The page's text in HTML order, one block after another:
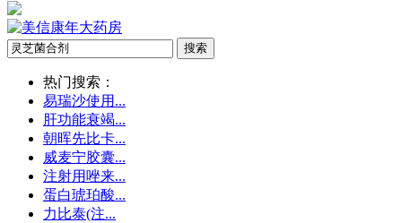
热门搜索：
易瑞沙使用...
肝功能衰竭...
朝晖先比卡...
威麦宁胶囊...
注射用唑来...
蛋白琥珀酸...
力比泰(注...